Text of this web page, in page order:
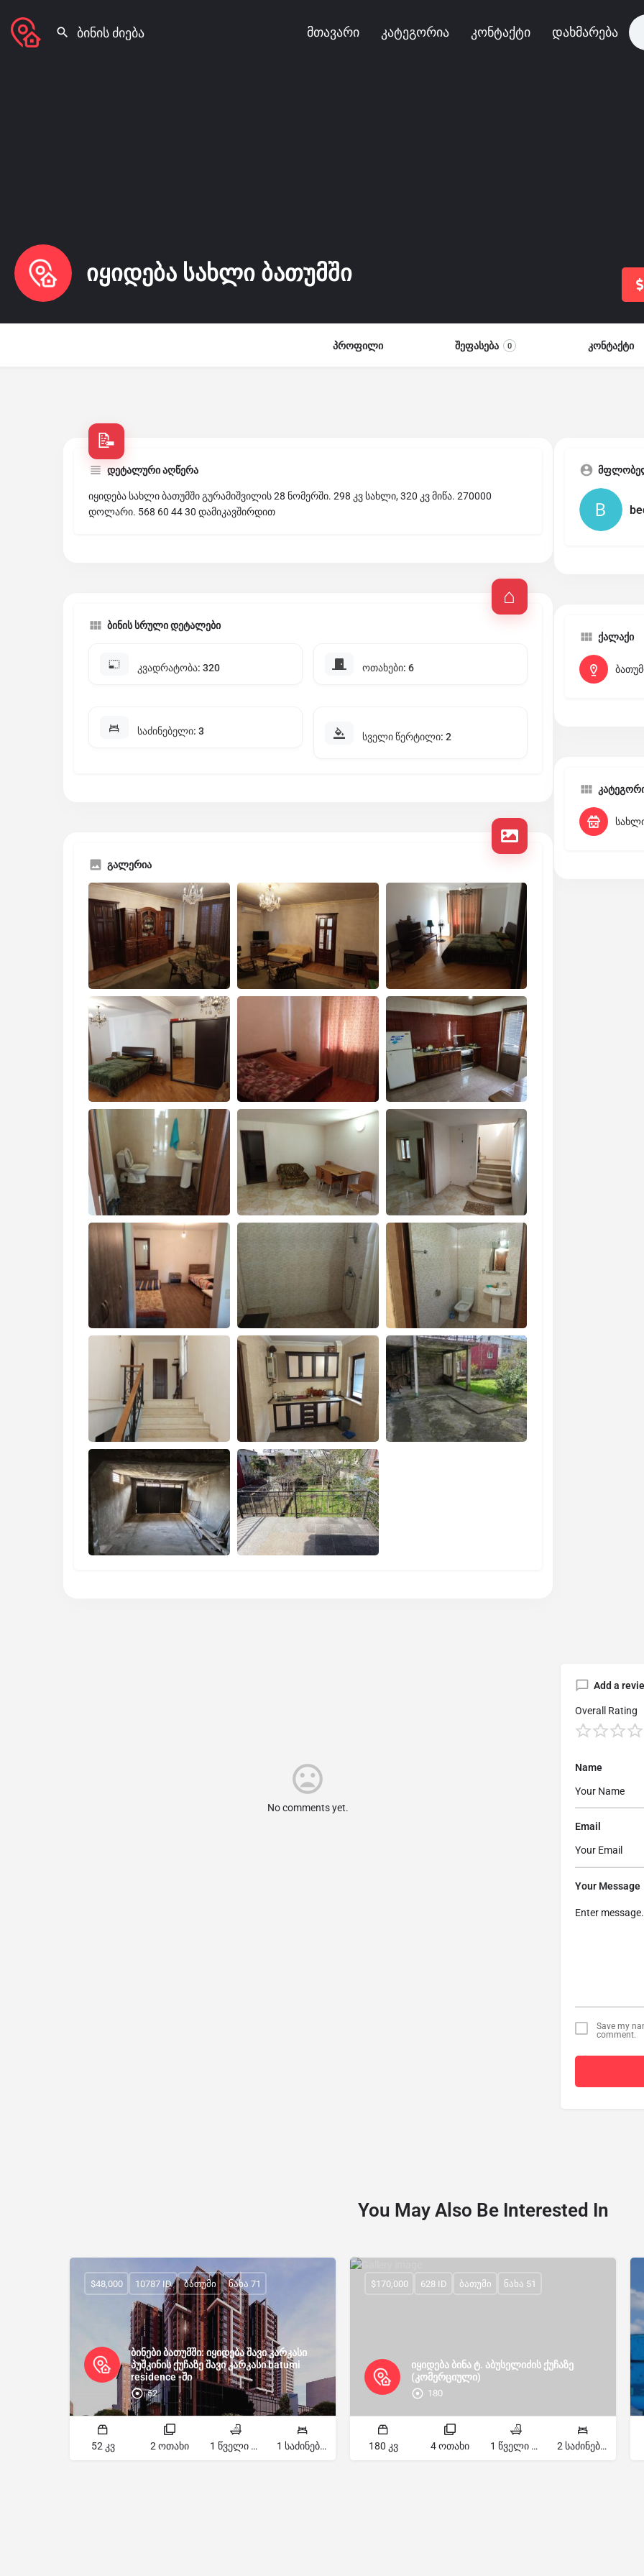
მთავარი კატეგორია კონტაქტი დახმარება
იყიდება სახლი ბათუმში
პროფილი შეფასება 0 კონტაქტი
დეტალური აღწერა
იყიდება სახლი ბათუმში გურამიშვილის 28 ნომერში. 298 კვ სახლი, 320 კვ მიწა. 270000
დოლარი. 568 60 44 30 დამიკავშირდით
ბინის სრული დეტალები
კვადრატობა: 320 ოთახები: 6
საძინებელი: 3 სველი წერტილი: 2
გალერია
ქალაქი
No comments yet.
Add a
Overall Rating
Name
Email
Your Message
Save my
comment.
You May Also Be Interested In
ბინები ბათუმში: იყიდება შავი კარკასი
პუშკინის ქუჩაზე შავი კარკასი batumi
residence -ში
52
$48,000 10787 ID ბათუმი ნახა 71
52 კვ 2 ოთახი 1 წველი წერტილი 1 საძინებელი
იყიდება ბინა ტ. აბუსელიძის ქუჩაზე
(კომერციული)
180
$170,000 628 ID ბათუმი ნახა 51
180 კვ 4 ოთახი 1 წველი წერტილი 2 საძინებელი